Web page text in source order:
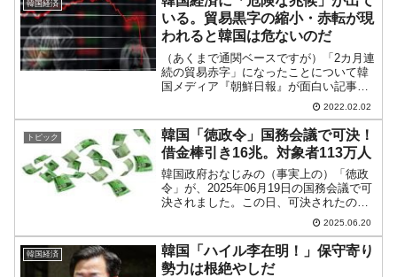
韓国経済
いる。貿易黒字の縮小・赤転が現
われると韓国は危ないのだ
（あくまで通関ベースですが）「2カ月連
続の貿易赤字」になったことについて韓
国メディア『朝鮮日報』が面白い記事を
出しています。以下に記事の一部を引き
ます。韓国の貿易に赤信号が点灯した先
月、韓国の輸出入貿易収支が48億9,000万
ドルの赤字を記...
2022.02.02
トピック
韓国「徳政令」国務会議で可決！
借金棒引き16兆。対象者113万人
韓国政府おなじみの（事実上の）「徳政
令」が、2025年06月19日の国務会議で可
決されました。この日、可決されたの
は、先にご紹介した「第2次補正予算：30
兆5,000億ウォン」という巨額の支出で
す。補正予算の中に「民生安定」という
項目があり...
2025.06.20
韓国経済
韓国「ハイル李在明！」保守寄り
勢力は根絶やしだ